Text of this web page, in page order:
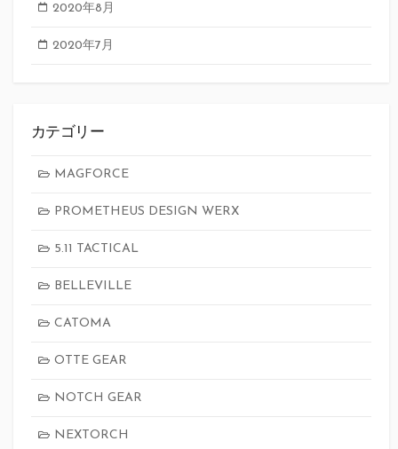
2020年8月
2020年7月
カテゴリー
MAGFORCE
PROMETHEUS DESIGN WERX
5.11 TACTICAL
BELLEVILLE
CATOMA
OTTE GEAR
NOTCH GEAR
NEXTORCH